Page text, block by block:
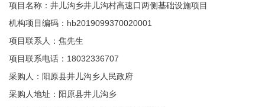
项目名称：井儿沟乡井儿沟村高速口两侧基础设施项目
机构项目编码：hb2019099370020001
项目联系人：焦先生
项目联系电话：18032336707
采购人：阳原县井儿沟乡人民政府
采购人地址：阳原县井儿沟乡